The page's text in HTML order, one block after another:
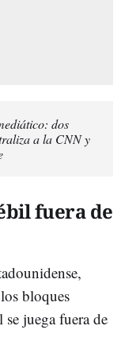
dos
a la CNN y
fuera de
bloques
se juega fuera de